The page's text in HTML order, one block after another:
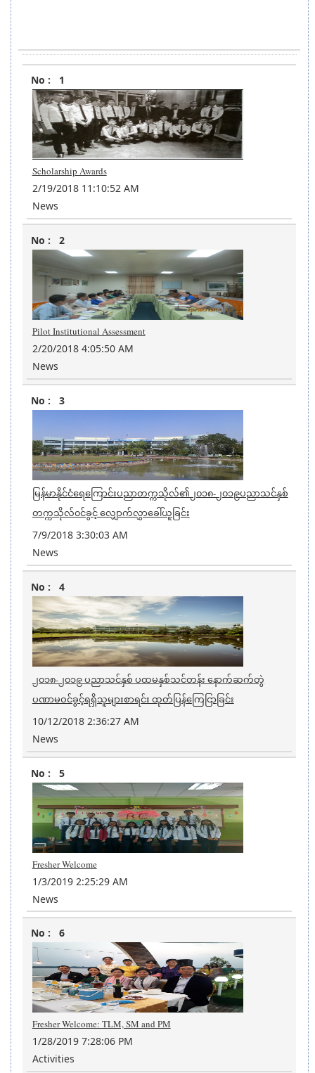
Posted
Date
1
Scholarship Awards
2/19/2018 11:10:52 AM
News
2
Pilot Institutional Assessment
2/20/2018 4:05:50 AM
News
3
မြန်မာနိုင်ငံရေကြောင်းပညာတက္ကသိုလ်၏၂၀၁၈-၂၀၁၉ပညာသင်နှစ်
တက္ကသိုလ်၀င်ခွင့် လျှောက်လွှာခေါ်ယူခြင်း
7/9/2018 3:30:03 AM
News
4
၂၀၁၈-၂၀၁၉ ပညာသင်နှစ် ပထမနှစ်သင်တန်း နောက်ဆက်တွဲ
ပဏာမဝင်ခွင့်ရရှိသူများစာရင်း ထုတ်ပြန်ကြေငြာခြင်း
10/12/2018 2:36:27 AM
News
5
Fresher Welcome
1/3/2019 2:25:29 AM
News
6
Fresher Welcome: TLM, SM and PM
1/28/2019 7:28:06 PM
Activities